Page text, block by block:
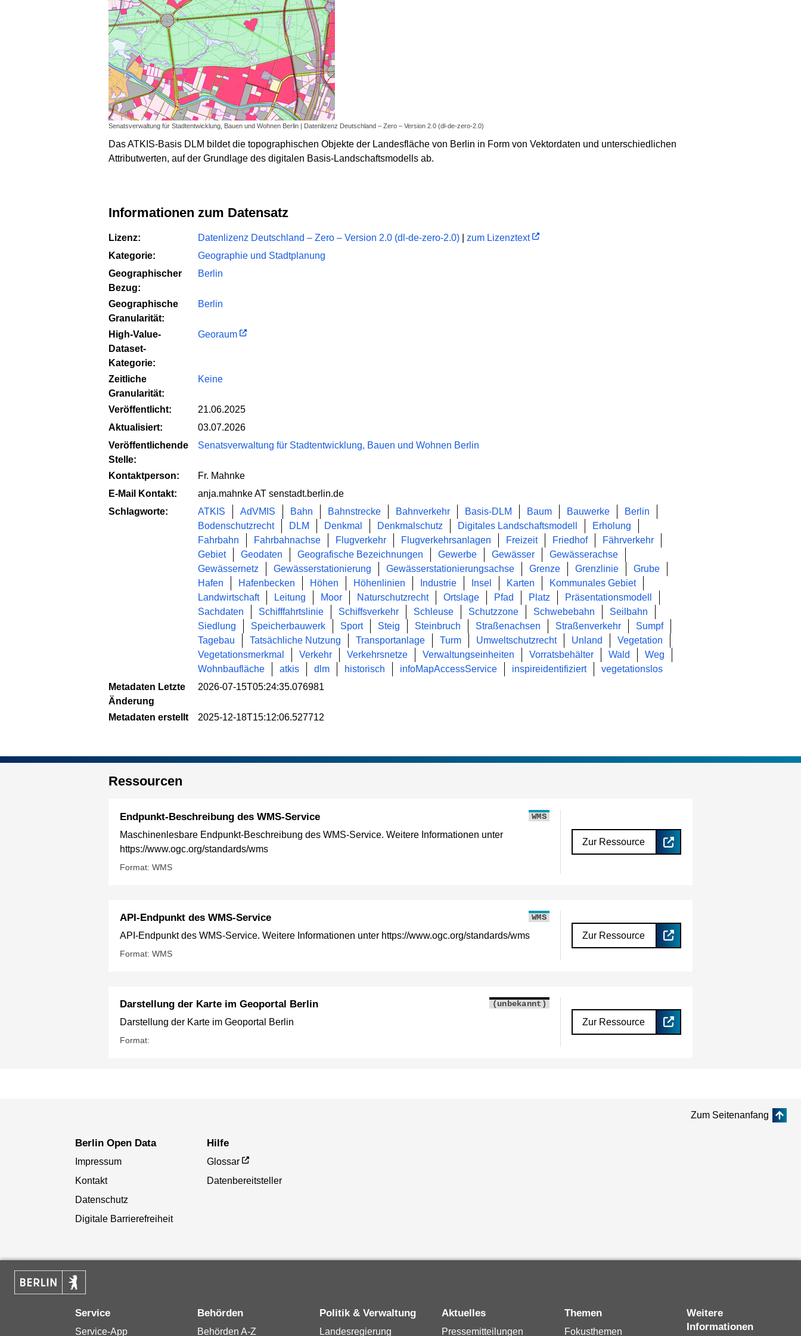
Senatsverwaltung für Stadtentwicklung, Bauen und Wohnen Berlin | Datenlizenz Deutschland – Zero – Version 2.0 (dl-de-zero-2.0)
Das ATKIS-Basis DLM bildet die topographischen Objekte der Landesfläche von Berlin in Form von Vektordaten und unterschiedlichen
Attributwerten, auf der Grundlage des digitalen Basis-Landschaftsmodells ab.
Informationen zum Datensatz
Lizenz: Datenlizenz Deutschland – Zero – Version 2.0 (dl-de-zero-2.0)
zum Lizenztext
Kategorie:
Geographie und Stadtplanung
Geographischer
Bezug:
Berlin
Geographische
Granularität:
Berlin
High-Value-
Dataset-
Kategorie:
Georaum
Zeitliche
Granularität:
Keine
Veröffentlicht:
21.06.2025
Aktualisiert:
03.07.2026
Veröffentlichende
Stelle:
Senatsverwaltung für Stadtentwicklung, Bauen und Wohnen Berlin
Kontaktperson:
Fr. Mahnke
E-Mail Kontakt:
anja.mahnke AT senstadt.berlin.de
Schlagworte:
ATKIS AdVMIS Bahn Bahnstrecke Bahnverkehr Basis-DLM Baum Bauwerke
Berlin
Bodenschutzrecht
DLM Denkmal Denkmalschutz Digitales Landschaftsmodell
Erholung
Fahrbahn
Fahrbahnachse Flugverkehr Flugverkehrsanlagen Freizeit Friedhof
Fährverkehr
Gebiet
Geodaten Geografische Bezeichnungen Gewerbe Gewässer
Gewässerachse
Gewässernetz
Gewässerstationierung Gewässerstationierungsachse Grenze Grenzlinie
Grube
Hafen
Hafenbecken Höhen Höhenlinien Industrie Insel Karten
Kommunales Gebiet
Landwirtschaft
Leitung Moor Naturschutzrecht Ortslage Pfad Platz
Präsentationsmodell
Sachdaten
Schifffahrtslinie Schiffsverkehr Schleuse Schutzzone Schwebebahn
Seilbahn
Siedlung
Speicherbauwerk Sport Steig Steinbruch Straßenachsen Straßenverkehr
Sumpf
Tagebau
Tatsächliche Nutzung Transportanlage Turm Umweltschutzrecht Unland
Vegetation
Vegetationsmerkmal
Verkehr Verkehrsnetze Verwaltungseinheiten Vorratsbehälter Wald
Weg
Wohnbaufläche
atkis dlm historisch infoMapAccessService inspireidentifiziert
vegetationslos
Metadaten Letzte
Änderung
2026-07-15T05:24:35.076981
Metadaten erstellt 2025-12-18T15:12:06.527712
Ressourcen
Endpunkt-Beschreibung des WMS-Service WMS
Maschinenlesbare Endpunkt-Beschreibung des WMS-Service. Weitere Informationen unter
https://www.ogc.org/standards/wms
Format: WMS
Zur Ressource
API-Endpunkt des WMS-Service WMS
API-Endpunkt des WMS-Service. Weitere Informationen unter https://www.ogc.org/standards/wms
Format: WMS
Zur Ressource
Darstellung der Karte im Geoportal Berlin (unbekannt)
Darstellung der Karte im Geoportal Berlin
Format:
Zur Ressource
Zum Seitenanfang
Berlin Open Data
Impressum
Kontakt
Datenschutz
Digitale Barrierefreiheit
Hilfe
Glossar
Datenbereitsteller
Service
Service-App
Behörden
Behörden A-Z
Politik & Verwaltung
Landesregierung
Aktuelles
Pressemitteilungen
Themen
Fokusthemen
Weitere
Informationen